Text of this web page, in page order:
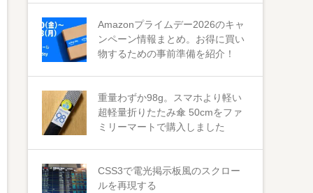
Amazonプライムデー2026のキャ
ンペーン情報まとめ。お得に買い
物するための事前準備を紹介！
重量わずか98g。スマホより軽い
超軽量折りたたみ傘 50cmをファ
ミリーマートで購入しました
CSS3で電光掲示板風のスクロー
ルを再現する